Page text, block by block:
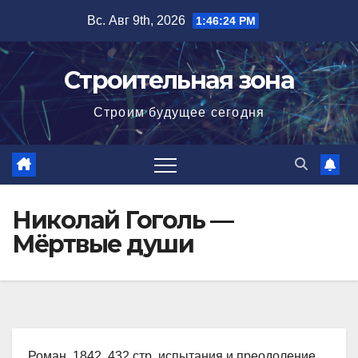
содержимому
Вс. Авг 9th, 2026 1:46:25 PM
Строительная зона
Строим будущее сегодня
Николай Гоголь —
Мёртвые души